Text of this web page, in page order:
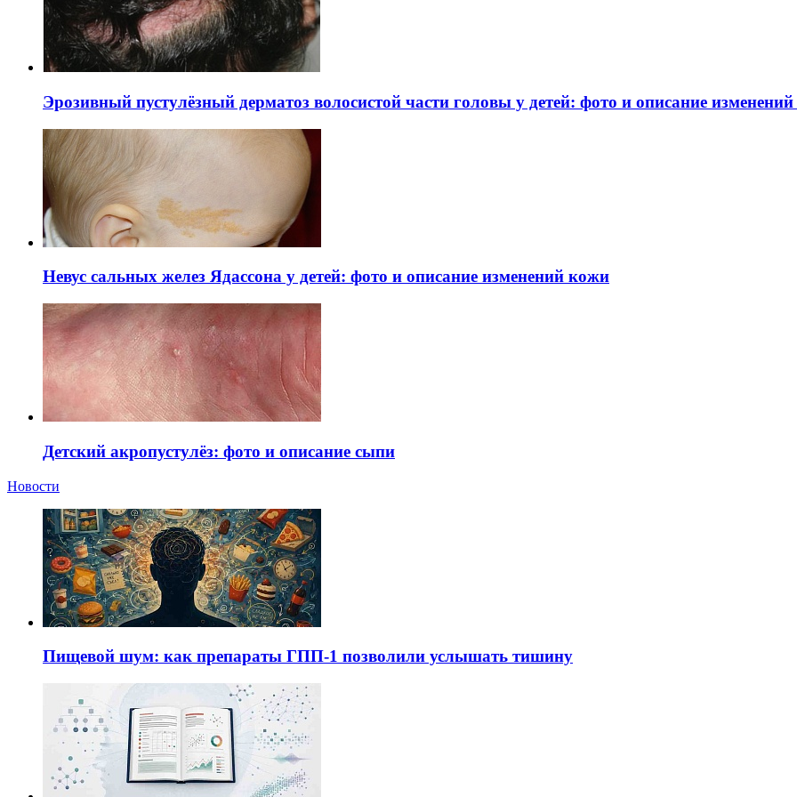
Эрозивный пустулёзный дерматоз волосистой части головы у детей: фото и описание
Невус сальных желез Ядассона у детей: фото и описание изменений кожи
Детский акропустулёз: фото и описание сыпи
Новости
Пищевой шум: как препараты ГПП-1 позволили услышать тишину